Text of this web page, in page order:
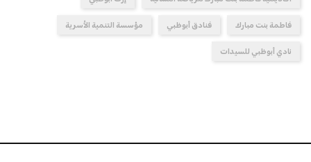
فاطمة بنت مبارك فنادق أبوظبي مؤسسة التنمية الأسرية
نادي أبوظبي للسيدات